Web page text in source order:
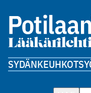
SYDÄNKEUHKOT